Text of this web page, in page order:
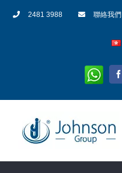
2481 3988 聯絡我們
Whatsapp